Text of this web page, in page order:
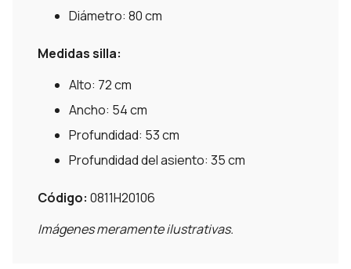
Diámetro: 80 cm
Medidas silla:
Alto: 72 cm
Ancho: 54 cm
Profundidad: 53 cm
Profundidad del asiento: 35 cm
Código: 0811H20106
Imágenes meramente ilustrativas.